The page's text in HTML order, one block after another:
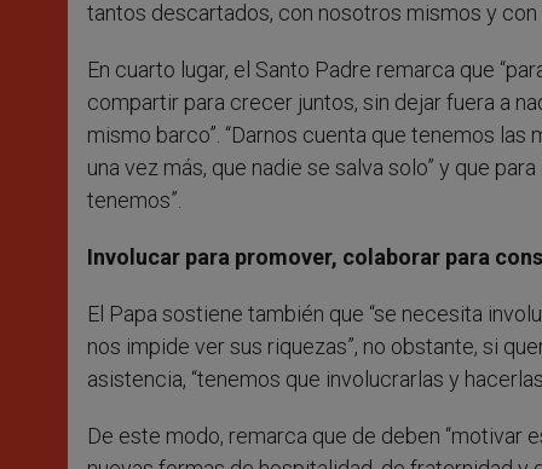
tantos descartados, con nosotros mismos y
En cuarto lugar, el Santo Padre remarca que
compartir para crecer juntos, sin dejar fuera a
mismo barco”. “Darnos cuenta que tenemos
una vez más, que nadie se salva solo” y que
tenemos”.
Involucar para promover, colaborar para
El Papa sostiene también que “se necesita
nos impide ver sus riquezas”, no obstante, si
asistencia, “tenemos que involucrarlas y
De este modo, remarca que de deben